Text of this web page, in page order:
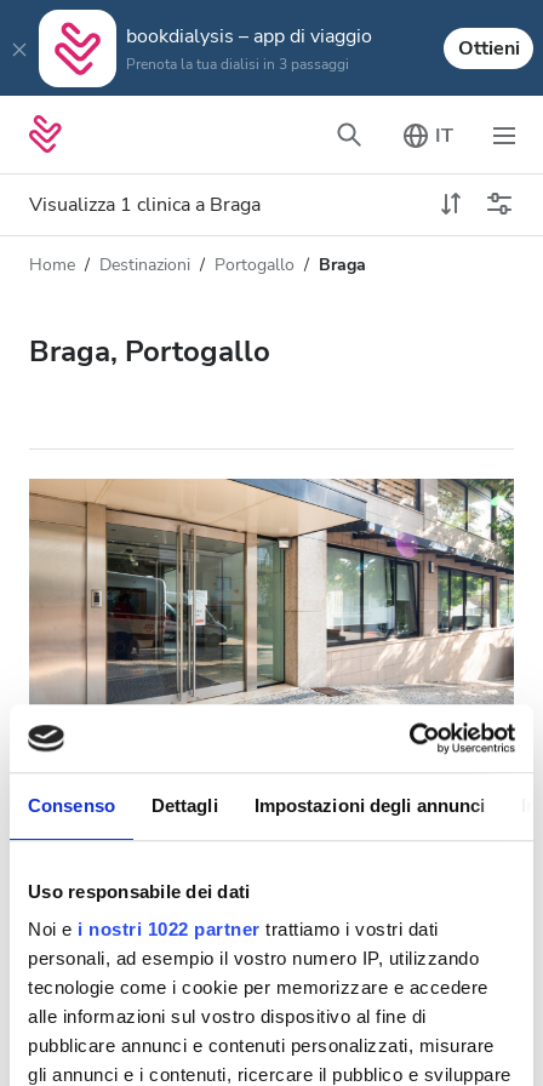
Consenso Dettagli Impostazioni degli annunci
Uso responsabile dei dati
Noi e i nostri 1022 partner trattiamo i vostri dati
personali, ad esempio il vostro numero IP, utilizzando
tecnologie come i cookie per memorizzare e accedere
alle informazioni sul vostro dispositivo al fine di
pubblicare annunci e contenuti personalizzati, misurare
gli annunci e i contenuti, ricercare il pubblico e sviluppare
bookdialysis – app di viaggio
Prenota la tua dialisi in 3 passaggi
Ottieni
IT
Visualizza 1 clinica a Braga
Tipo di dialisi
Tutti i tipi di dialisi
Accetta
Pazienti con HIV
Pazienti con epatite B
Pazienti con epatite C
GHIC
WiFi gratuito
Schermi TV
Trasferimento gratuito
Distanza
Home Destinazioni Portogallo Braga
Braga, Portogallo
Diaverum Braga
Braga, Portogallo
Eccellente
3 Recensioni
10
Coperto da TEAM Coperto da GHIC
Snack e bevande WiFi gratuito
Per trattamento
Dialisi HD 160,3 €
Prenota